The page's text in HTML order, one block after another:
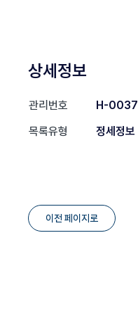
상세정보
관리번호
H-0037
목록유형
정세정보
이전 페이지로